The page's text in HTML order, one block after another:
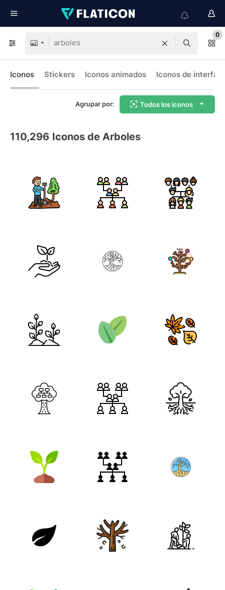
0
Iconos Stickers Iconos animados Iconos de interfaz
Agrupar por: Todos los iconos
110,296 Iconos de Arboles